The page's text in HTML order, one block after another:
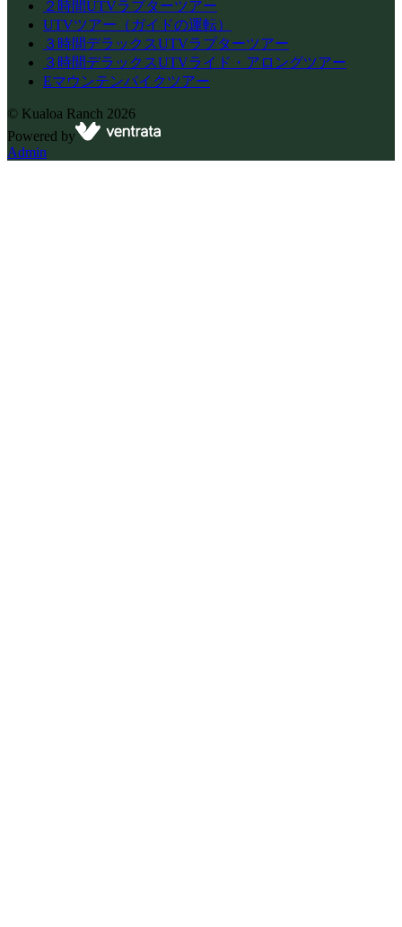
２時間UTVラプターツアー
UTVツアー（ガイドの運転）
３時間デラックスUTVラプターツアー
３時間デラックスUTVライド・アロングツアー
Eマウンテンバイクツアー
© Kualoa Ranch 2026
Powered by
Admin